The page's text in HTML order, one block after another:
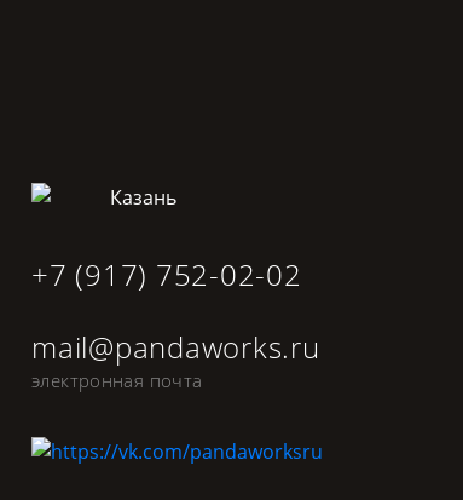
Казань
+7 (917) 752-02-02
mail@pandaworks.ru
электронная почта